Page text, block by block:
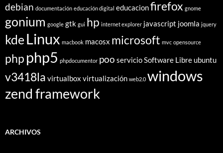
debian documentación educación digital educacionfirefox gnome
gonium google gtk gui hp internet explorer javascript joomla jquery
kde Linux macbook macosx microsoft mvc opensource
php php5 phpdocumentor poo servicioSoftware Libre ubuntu
v3418la virtualbox virtualización web2.0 windows
zend framework
ARCHIVOS